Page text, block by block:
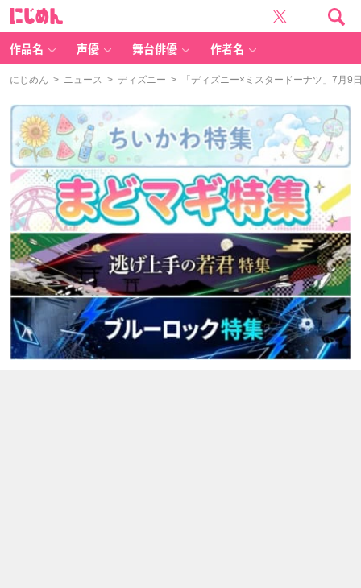
作品名 声優 舞台俳優 作者名
にじめん > ニュース > ディズニー > 「ディズニー×ミスタードーナツ」7月9